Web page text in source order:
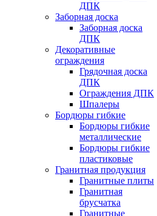
ДПК
Заборная доска
Заборная доска
ДПК
Декоративные
ограждения
Грядочная доска
ДПК
Ограждения ДПК
Шпалеры
Бордюры гибкие
Бордюры гибкие
металлические
Бордюры гибкие
пластиковые
Гранитная продукция
Гранитные плиты
Гранитная
брусчатка
Гранитные